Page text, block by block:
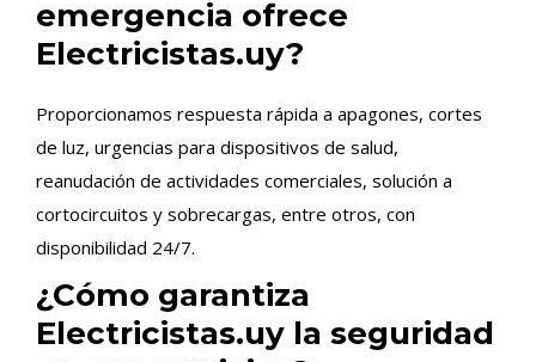
emergencia ofrece
Electricistas.uy?
Proporcionamos respuesta rápida a apagones, cortes
de luz, urgencias para dispositivos de salud,
reanudación de actividades comerciales, solución a
cortocircuitos y sobrecargas, entre otros, con
disponibilidad 24/7.
¿Cómo garantiza
Electricistas.uy la seguridad